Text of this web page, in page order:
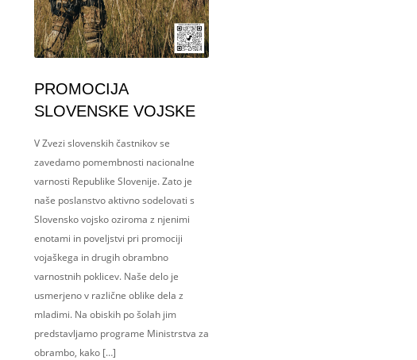
PROMOCIJA
SLOVENSKE VOJSKE
V Zvezi slovenskih častnikov se
zavedamo pomembnosti nacionalne
varnosti Republike Slovenije. Zato je
naše poslanstvo aktivno sodelovati s
Slovensko vojsko oziroma z njenimi
enotami in poveljstvi pri promociji
vojaškega in drugih obrambno
varnostnih poklicev. Naše delo je
usmerjeno v različne oblike dela z
mladimi. Na obiskih po šolah jim
predstavljamo programe Ministrstva za
obrambo, kako […]